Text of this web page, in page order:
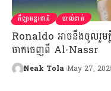
កីឡាអន្តរជាតិ បាល់ទាត់
Ronaldo អាចនឹងចូលរួម​
ចាកចេញពី Al-Nassr
Neak Tola May 27,